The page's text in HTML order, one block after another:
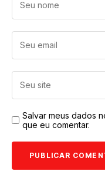
Salvar meus dados
que eu comentar.